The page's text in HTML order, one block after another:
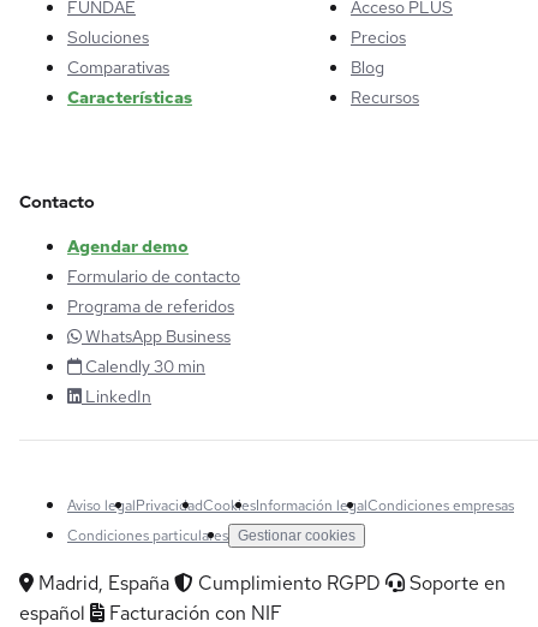
FUNDAE
Soluciones
Comparativas
Características
Acceso PLUS
Precios
Blog
Recursos
Contacto
Agendar demo
Formulario de contacto
Programa de referidos
WhatsApp Business
Calendly 30 min
LinkedIn
Aviso legalPrivacidadCookiesInformación legalCondiciones empresas
Condiciones particulares Gestionar cookies
Madrid, España Cumplimiento RGPD
Soporte en
español
Facturación con NIF